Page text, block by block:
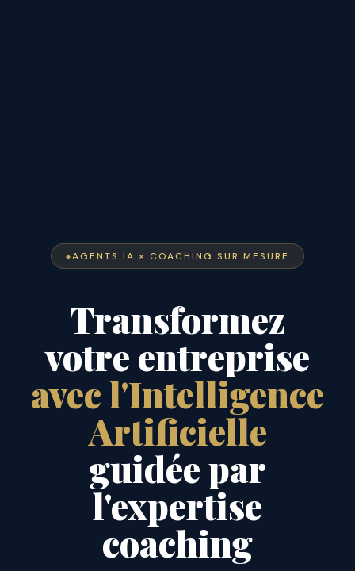
AGENTS IA × COACHING SUR MESURE
Transformez
votre entreprise
avec l'Intelligence
Artificielle
guidée par
l'expertise
coaching